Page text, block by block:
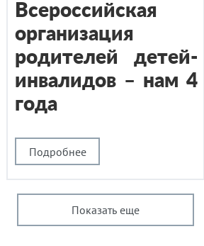
Подробнее
Всероссийская
организация
родителей детей-
инвалидов – нам 4
года
Показать еще